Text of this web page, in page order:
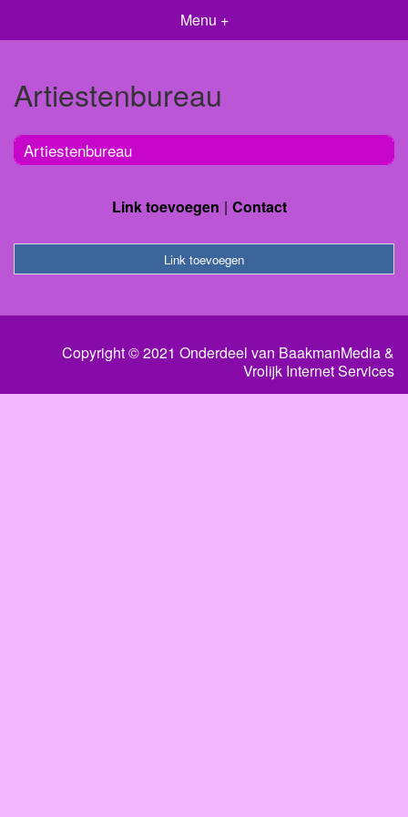
Menu +
Artiestenbureau
Artiestenbureau
Link toevoegen Contact
Link toevoegen
Copyright © 2021 Onderdeel van BaakmanMedia&
Vrolijk Internet Services